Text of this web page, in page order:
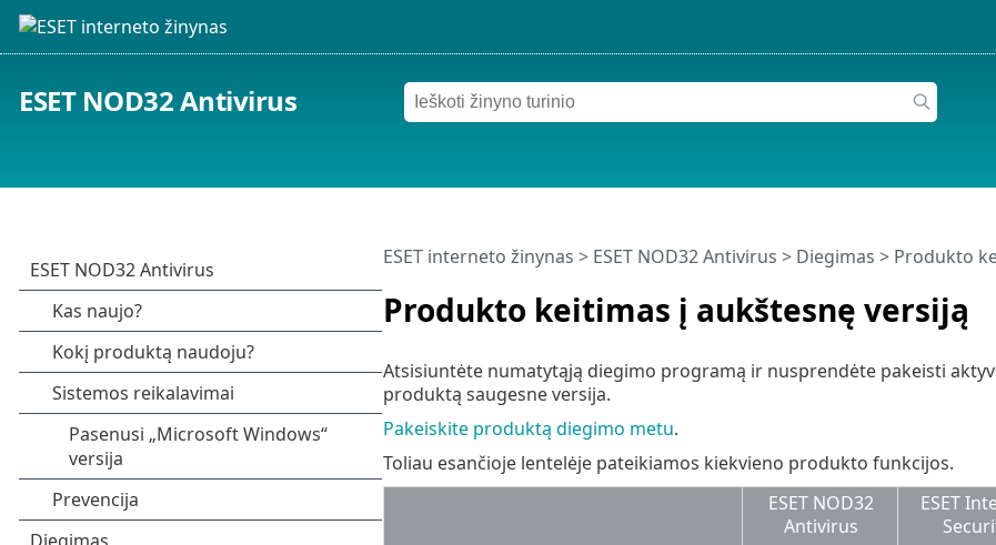
ESET NOD32 Antivirus
Produkto keitimas į aukštesnę versiją
ESET interneto žinynas > ESET NOD32 Antivirus > Diegimas > Produkto
Atsisiuntėte numatytąją diegimo programą ir nusprendėte pakeisti
produktą saugesne versija.
Pakeiskite produktą diegimo metu.
Toliau esančioje lentelėje pateikiamos kiekvieno produkto funkcijos.
ESET NOD32
Antivirus
ESET